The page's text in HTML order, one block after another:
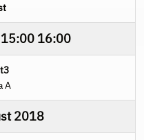
15:00 16:00
A
2018